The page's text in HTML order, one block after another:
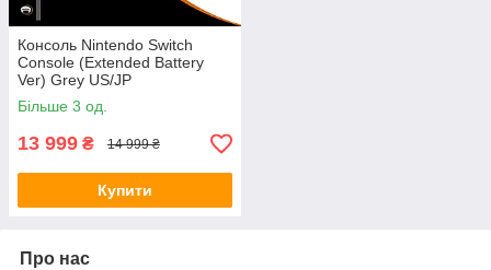
Консоль Nintendo Switch
Console (Extended Battery
Ver) Grey US/JP
Більше 3 од.
13 999 ₴ 14 999 ₴
Купити
Про нас